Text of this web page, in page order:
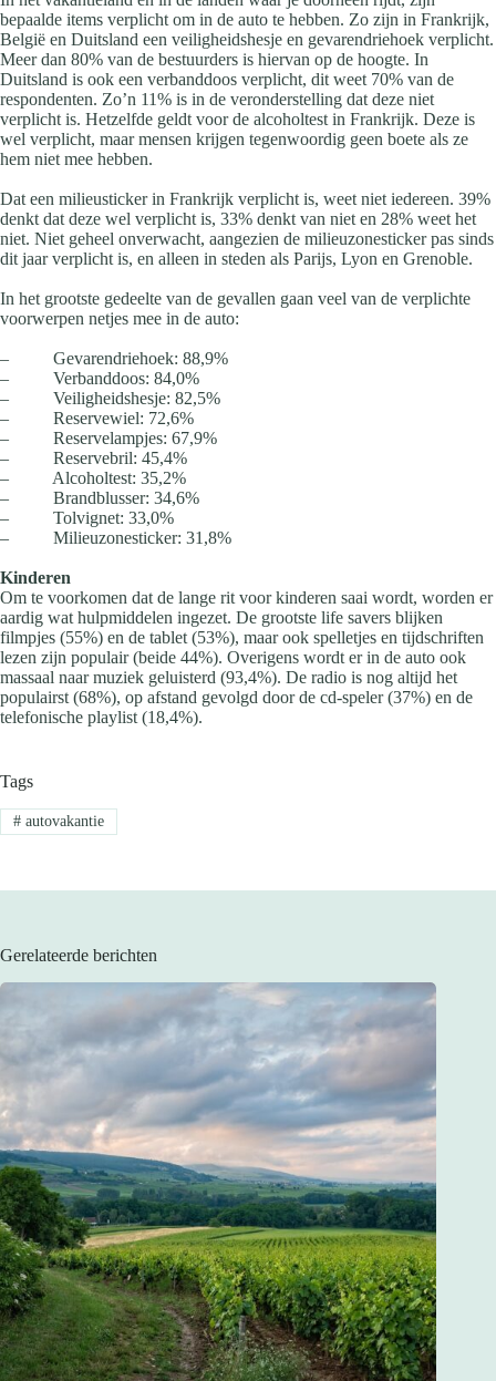
bepaalde items verplicht om in de auto te hebben. Zo zijn in Frankrijk,
België en Duitsland een veiligheidshesje en gevarendriehoek verplicht.
Meer dan 80% van de bestuurders is hiervan op de hoogte. In
Duitsland is ook een verbanddoos verplicht, dit weet 70% van de
respondenten. Zo’n 11% is in de veronderstelling dat deze niet
verplicht is. Hetzelfde geldt voor de alcoholtest in Frankrijk. Deze is
wel verplicht, maar mensen krijgen tegenwoordig geen boete als ze
hem niet mee hebben.
Dat een milieusticker in Frankrijk verplicht is, weet niet iedereen. 39%
denkt dat deze wel verplicht is, 33% denkt van niet en 28% weet het
niet. Niet geheel onverwacht, aangezien de milieuzonesticker pas sinds
dit jaar verplicht is, en alleen in steden als Parijs, Lyon en Grenoble.
In het grootste gedeelte van de gevallen gaan veel van de verplichte
voorwerpen netjes mee in de auto:
– Gevarendriehoek: 88,9%
– Verbanddoos: 84,0%
– Veiligheidshesje: 82,5%
– Reservewiel: 72,6%
– Reservelampjes: 67,9%
– Reservebril: 45,4%
– Alcoholtest: 35,2%
– Brandblusser: 34,6%
– Tolvignet: 33,0%
– Milieuzonesticker: 31,8%
Kinderen
Om te voorkomen dat de lange rit voor kinderen saai wordt, worden er
aardig wat hulpmiddelen ingezet. De grootste life savers blijken
filmpjes (55%) en de tablet (53%), maar ook spelletjes en tijdschriften
lezen zijn populair (beide 44%). Overigens wordt er in de auto ook
massaal naar muziek geluisterd (93,4%). De radio is nog altijd het
populairst (68%), op afstand gevolgd door de cd-speler (37%) en de
telefonische playlist (18,4%).
Tags
#autovakantie
Gerelateerde berichten